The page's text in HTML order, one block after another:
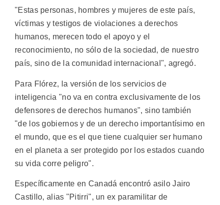
"Estas personas, hombres y mujeres de este país,
víctimas y testigos de violaciones a derechos
humanos, merecen todo el apoyo y el
reconocimiento, no sólo de la sociedad, de nuestro
país, sino de la comunidad internacional", agregó.
Para Flórez, la versión de los servicios de
inteligencia "no va en contra exclusivamente de los
defensores de derechos humanos", sino también
"de los gobiernos y de un derecho importantísimo en
el mundo, que es el que tiene cualquier ser humano
en el planeta a ser protegido por los estados cuando
su vida corre peligro".
Específicamente en Canadá encontró asilo Jairo
Castillo, alias "Pitirri", un ex paramilitar de